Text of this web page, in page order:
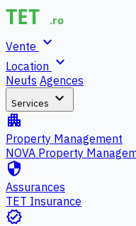
Vente expand_more
Location expand_more
Neufs Agences
Services expand_more
apartment
Property Management
NOVA Property
security
Assurances
TET Insurance
verified